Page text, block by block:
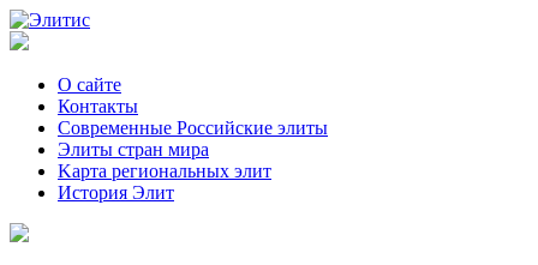
О сайте
Контакты
Современные Российские элиты
Элиты стран мира
Kартa региональных элит
История Элит